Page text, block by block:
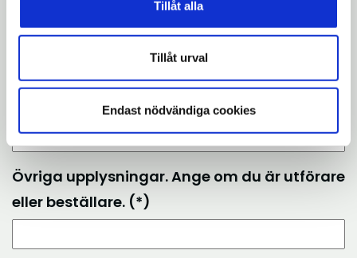
Tillåt alla
Tillåt urval
Endast nödvändiga cookies
E-post
Telefonnummer
Övriga upplysningar. Ange om du är utförare
eller beställare.